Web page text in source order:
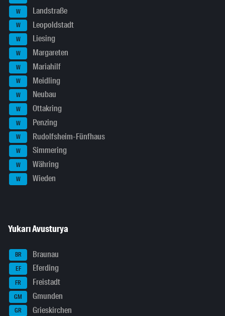
W Landstraße
W Leopoldstadt
W Liesing
W Margareten
W Mariahilf
W Meidling
W Neubau
W Ottakring
W Penzing
W Rudolfsheim-Fünfhaus
W Simmering
W Währing
W Wieden
Yukarı Avusturya
BR Braunau
EF Eferding
FR Freistadt
GM Gmunden
GR Grieskirchen